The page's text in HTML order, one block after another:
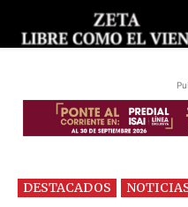
DESTACADOS